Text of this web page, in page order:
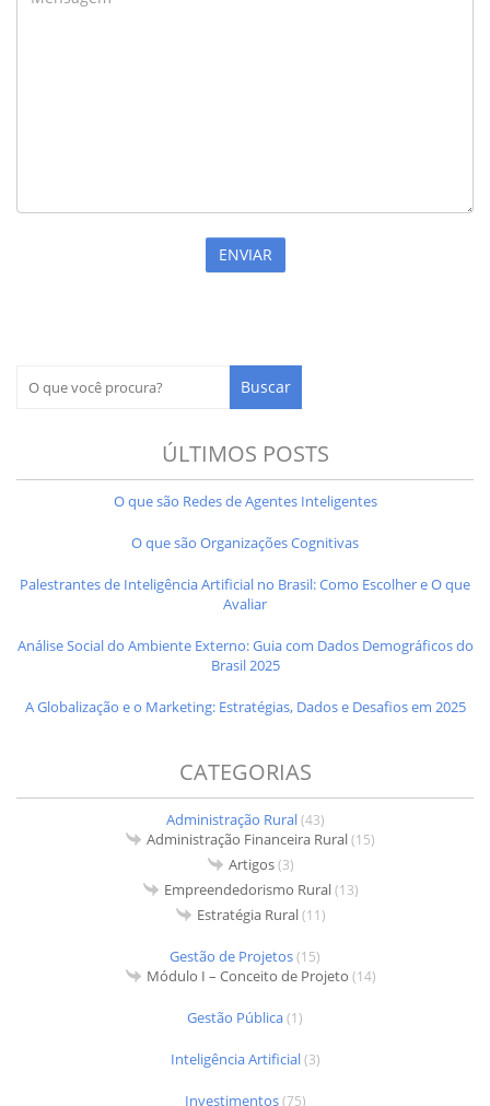
ÚLTIMOS POSTS
O que são Redes de Agentes Inteligentes
O que são Organizações Cognitivas
Palestrantes de Inteligência Artificial no Brasil: Como Escolher e O que
Avaliar
Análise Social do Ambiente Externo: Guia com Dados Demográficos do
Brasil 2025
A Globalização e o Marketing: Estratégias, Dados e Desafios em 2025
CATEGORIAS
Administração Rural(43)
Administração Financeira Rural(15)
Artigos(3)
Empreendedorismo Rural(13)
Estratégia Rural(11)
Gestão de Projetos(15)
Módulo I – Conceito de Projeto (14)
Gestão Pública(1)
Inteligência Artificial(3)
Investimentos(75)